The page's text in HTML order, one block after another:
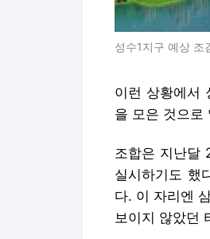
성수1지구 예상 조
이런 상황에서
을 모은 것으로
조합은 지난달
실시하기도 했
다. 이 자리엔
보이지 않았던